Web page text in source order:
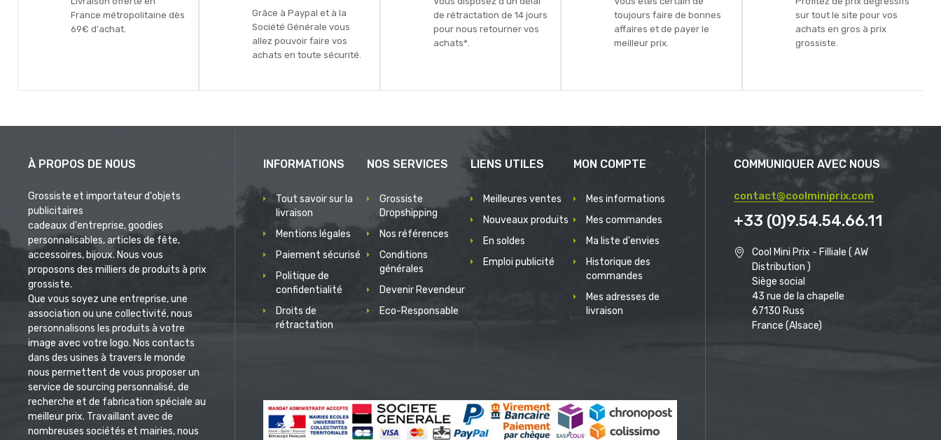
France métropolitaine dès
69€ d'achat.
Grâce à Paypal et à la
Société Générale vous
allez pouvoir faire vos
achats en toute sécurité.
de rétractation de 14 jours
pour nous retourner vos
achats*.
toujours faire de bonnes
affaires et de payer le
meilleur prix.
sur tout le site pour vos
achats en gros à prix
grossiste.
À PROPOS DE NOUS
Grossiste et importateur d'objets
publicitaires
cadeaux d'entreprise, goodies
personnalisables, articles de fête,
accessoires, bijoux. Nous vous
proposons des milliers de produits à prix
grossiste.
Que vous soyez une entreprise, une
association ou une collectivité, nous
personnalisons les produits à votre
image avec votre logo. Nos contacts
dans des usines à travers le monde
nous permettent de vous proposer un
service de sourcing personnalisé, de
recherche et de fabrication spéciale au
meilleur prix. Travaillant avec de
nombreuses sociétés et mairies, nous
COMMUNIQUER AVEC NOUS
contact@coolminiprix.com
+33 (0)9.54.54.66.11
Cool Mini Prix - Filliale ( AW
Distribution )
Siège social
43 rue de la chapelle
67130 Russ
France (Alsace)
INFORMATIONS
Tout savoir sur la
livraison
Mentions légales
Paiement sécurisé
Politique de
confidentialité
Droits de
rétractation
NOS SERVICES
Grossiste
Dropshipping
Nos références
Conditions
générales
Devenir Revendeur
Eco-Responsable
LIENS UTILES
Meilleures ventes
Nouveaux produits
En soldes
Emploi publicité
MON COMPTE
Mes informations
Mes commandes
Ma liste d'envies
Historique des
commandes
Mes adresses de
livraison